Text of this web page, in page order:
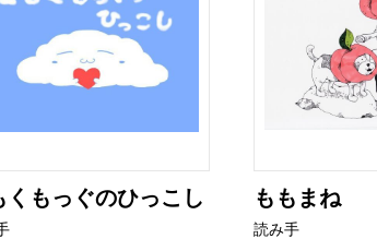
くもっぐのひっこし ももまね
読み手